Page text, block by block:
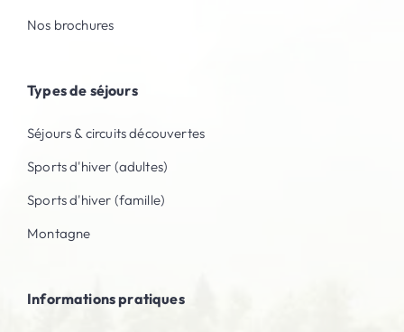
Nos brochures
Types de séjours
Séjours & circuits découvertes
Sports d'hiver (adultes)
Sports d'hiver (famille)
Montagne
Informations pratiques